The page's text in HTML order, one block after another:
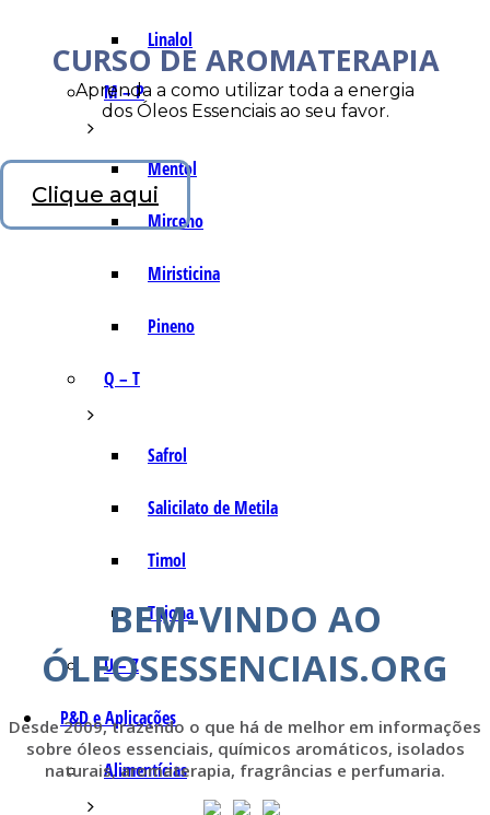
Linalol
M – P
Mentol
Mirceno
Miristicina
Pineno
Q – T
Safrol
Salicilato de Metila
Timol
Tujona
U – Z
P&D e Aplicações
Alimentícias
CURSO DE AROMATERAPIA
Aprenda a como utilizar toda a energia
dos Óleos Essenciais ao seu favor.
Clique aqui
BEM-VINDO AO
ÓLEOSESSENCIAIS.ORG
Desde 2009, trazendo o que há de melhor em informações
sobre óleos essenciais, químicos aromáticos, isolados
naturais, aromaterapia, fragrâncias e perfumaria.